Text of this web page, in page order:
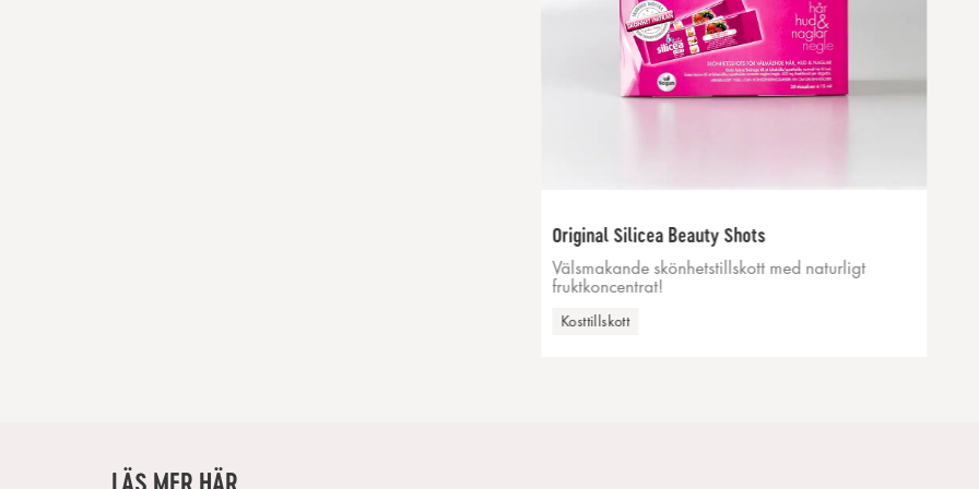
Original Silicea Beauty Shots
Välsmakande skönhetstillskott med naturligt
fruktkoncentrat!
Kosttillskott
LÄS MER HÄR